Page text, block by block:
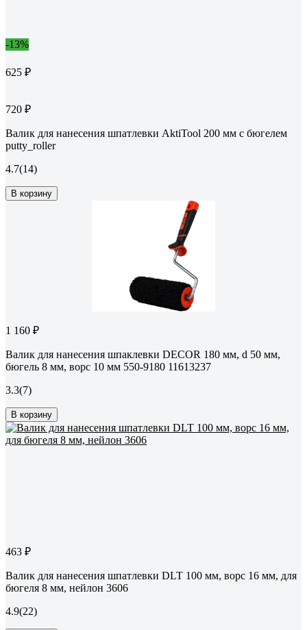
-13%
625 ₽
720 ₽
Валик для нанесения шпатлевки AktiTool 200 мм с бюгелем
putty_roller
4.7(14)
В корзину
1 160 ₽
Валик для нанесения шпаклевки DECOR 180 мм, d 50 мм,
бюгель 8 мм, ворс 10 мм 550-9180 11613237
3.3(7)
В корзину
463 ₽
Валик для нанесения шпатлевки DLT 100 мм, ворс 16 мм, для
бюгеля 8 мм, нейлон 3606
4.9(22)